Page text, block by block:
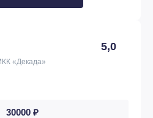
5,0
«Декада»
30000 ₽